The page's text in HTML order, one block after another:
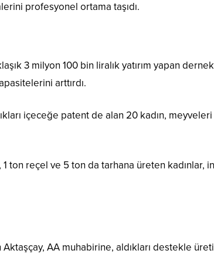
profesyonel ortama taşıdı.
3 milyon 100 bin liralık yatırım yapan
arttırdı.
içeceğe patent de alan 20 kadın,
1 ton reçel ve 5 ton da tarhana üreten
AA muhabirine, aldıkları destekle